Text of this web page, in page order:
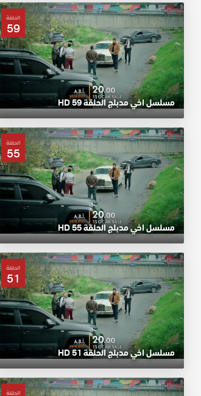
الحلقة
59
مسلسل اخي مدبلج الحلقة 59 HD
الحلقة
55
مسلسل اخي مدبلج الحلقة 55 HD
الحلقة
51
مسلسل اخي مدبلج الحلقة 51 HD
الحلقة